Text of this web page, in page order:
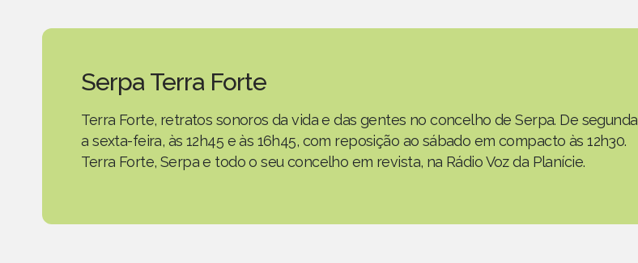
Serpa Terra Forte
Terra Forte, retratos sonoros da vida e das gentes no concelho de Serpa. De segunda
a sexta-feira, às 12h45 e às 16h45, com reposição ao sábado em compacto às 12h30.
Terra Forte, Serpa e todo o seu concelho em revista, na Rádio Voz da Planície.